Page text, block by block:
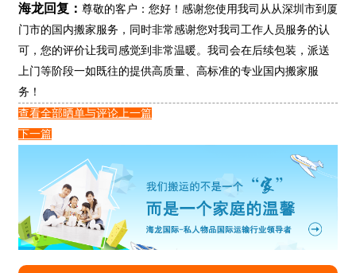
海龙回复： 尊敬的客户：您好！感谢您使用我司从从深圳市到厦
门市的国内搬家服务，同时非常感谢您对我司工作人员服务的认
可，您的评价让我司感觉到非常温暖。我司会在后续包装，派送
上门等阶段一如既往的提供高质量、高标准的专业国内搬家服
务！
查看全部晒单与评论 上一篇
下一篇